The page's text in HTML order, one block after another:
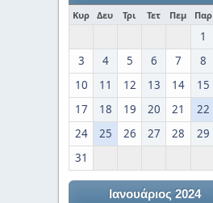
Κυρ Δευ Τρι Τετ Πεμ Παρ
1
3
4 5 6 7 8
10
11 12 13 14 15
17
18 19 20 21 22
24
25 26 27 28 29
31
Ιανουάριος 2024